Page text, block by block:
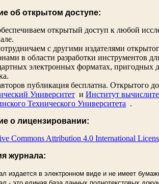
об открытом доступе:
открытый доступ к любой
с другими издателями
в области разработки инструментов
электронных форматах, пригодных
публикация бесплатна. Открытого
Университет и Институт
Технического Университета .
о лицензировании:
Commons Attribution 4.0 International
журнала:
издается в электронном виде и не имеет